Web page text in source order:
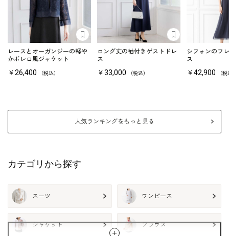
あとで見る
レースとオーガンジーの軽や
かボレロ風ジャケット
￥26,400 （税込）
ロング丈の袖付きゲストドレ
ス
￥33,000 （税込）
シフォンのフ
ス
￥42,900 （
人気ランキングをもっと見る
カテゴリから探す
スーツ ワンピース
ジャケット ブラウス
more